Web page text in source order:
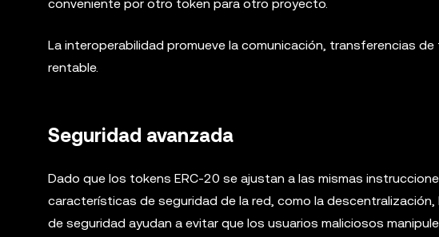
conveniente por otro token para otro proyecto.
La interoperabilidad promueve la comunicación, transferencias
rentable.
Seguridad avanzada
Dado que los tokens ERC-20 se ajustan a las mismas
características de seguridad de la red, como la
de seguridad ayudan a evitar que los usuarios maliciosos